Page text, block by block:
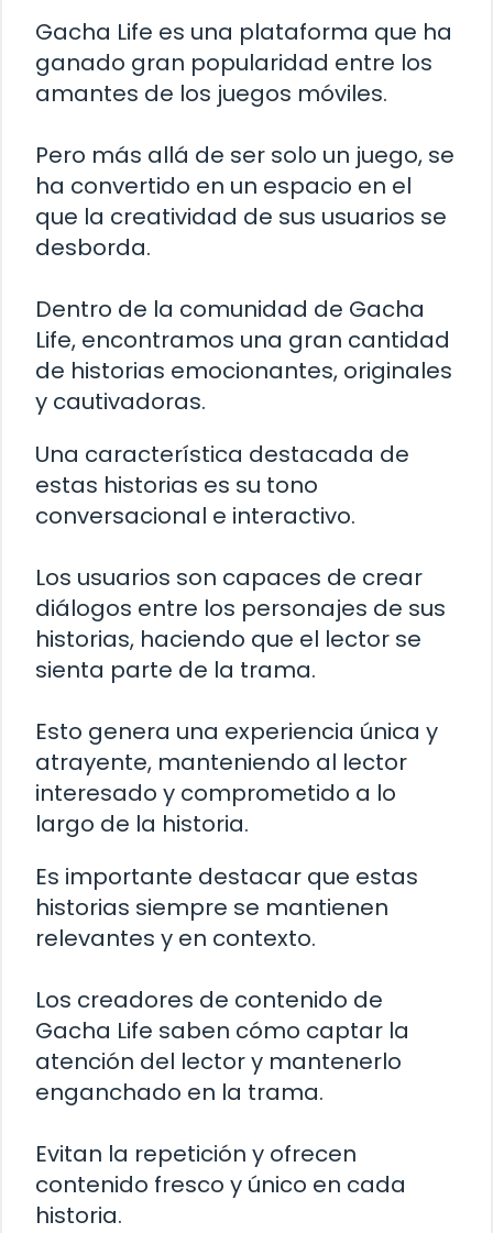
Gacha Life es una plataforma que ha
ganado gran popularidad entre los
amantes de los juegos móviles.
Pero más allá de ser solo un juego, se
ha convertido en un espacio en el
que la creatividad de sus usuarios se
desborda.
Dentro de la comunidad de Gacha
Life, encontramos una gran cantidad
de historias emocionantes, originales
y cautivadoras.
Una característica destacada de
estas historias es su tono
conversacional e interactivo.
Los usuarios son capaces de crear
diálogos entre los personajes de sus
historias, haciendo que el lector se
sienta parte de la trama.
Esto genera una experiencia única y
atrayente, manteniendo al lector
interesado y comprometido a lo
largo de la historia.
Es importante destacar que estas
historias siempre se mantienen
relevantes y en contexto.
Los creadores de contenido de
Gacha Life saben cómo captar la
atención del lector y mantenerlo
enganchado en la trama.
Evitan la repetición y ofrecen
contenido fresco y único en cada
historia.